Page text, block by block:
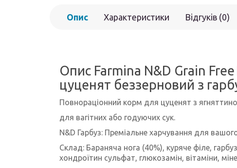
Опис Характеристики Відгуків (0)
Опис Farmina N&D Grain
цуценят беззерновий з
Повнораціонний корм для цуценят з
для вагітних або годуючих сук.
N&D Гарбуз: Преміальне харчування для
Склад: Бараняча нога (40%), куряче філе,
хондроїтин сульфат, глюкозамін, вітаміни,